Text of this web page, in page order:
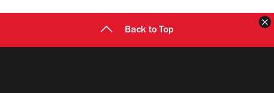
Back to Top